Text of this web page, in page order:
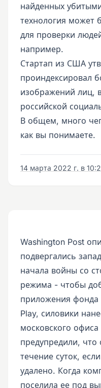
найденных
технология может
для проверки
например.
Стартап из США
проиндексировал
изображений лиц,
российской
В общем, много
как вы понимаете.
14 марта 2022 г. в
Washington Post
подвергались
начала войны со
режима - чтобы
приложения фонда
Play, силовики
московского
предупредили, что
течение суток,
удалено. Когда
поселила ее под